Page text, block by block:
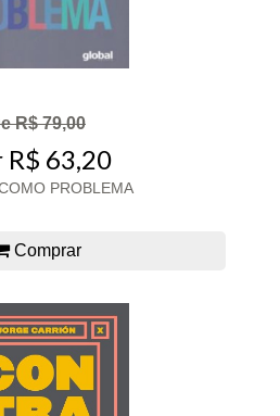
R$ 79,00
R$ 63,20
PROBLEMA
Comprar